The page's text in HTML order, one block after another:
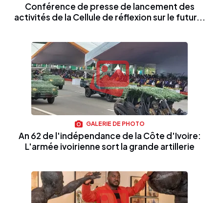
Conférence de presse de lancement des
activités de la Cellule de réflexion sur le futur...
GALERIE DE PHOTO
An 62 de l'indépendance de la Côte d'Ivoire:
L'armée ivoirienne sort la grande artillerie